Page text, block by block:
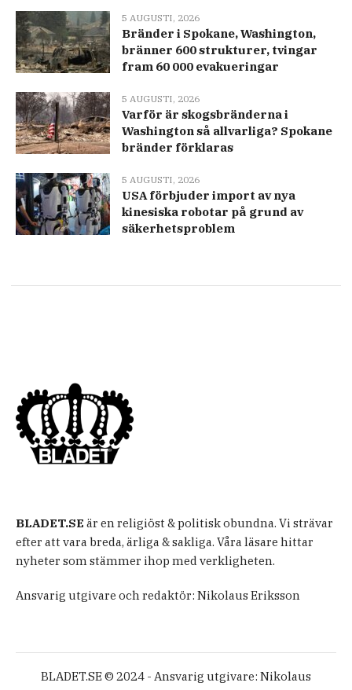
5 AUGUSTI, 2026
Bränder i Spokane, Washington,
bränner 600 strukturer, tvingar
fram 60 000 evakueringar
5 AUGUSTI, 2026
Varför är skogsbränderna i
Washington så allvarliga? Spokane
bränder förklaras
5 AUGUSTI, 2026
USA förbjuder import av nya
kinesiska robotar på grund av
säkerhetsproblem
BLADET.SE är en religiöst & politisk obundna. Vi strävar
efter att vara breda, ärliga & sakliga. Våra läsare hittar
nyheter som stämmer ihop med verkligheten.
Ansvarig utgivare och redaktör: Nikolaus Eriksson
BLADET.SE © 2024 - Ansvarig utgivare: Nikolaus